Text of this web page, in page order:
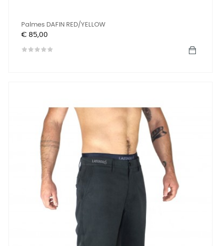
Palmes DAFIN RED/YELLOW
Prijs
€ 85,00